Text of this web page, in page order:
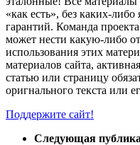
«как есть», без каких-
гарантий. Команда
может нести какую-либо
использования этих
материалов сайта,
статью или страницу
оригнального текста или
Поддержите сайт!
Следующая